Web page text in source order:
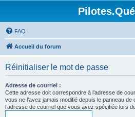
FAQ
Accueil du forum
Réinitialiser le mot de passe
Adresse de courriel :
Cette adresse doit correspondre à l’adresse de
vous ne l’avez jamais modifié depuis le panneau de
l’adresse de courriel que vous avez spécifiée lors